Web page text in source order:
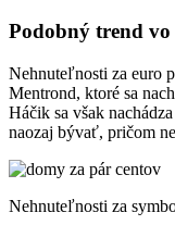
Podobný trend
Nehnuteľnosti za euro
Mentrond, ktoré sa
Háčik sa však
naozaj bývať, pričom
Nehnuteľnosti za